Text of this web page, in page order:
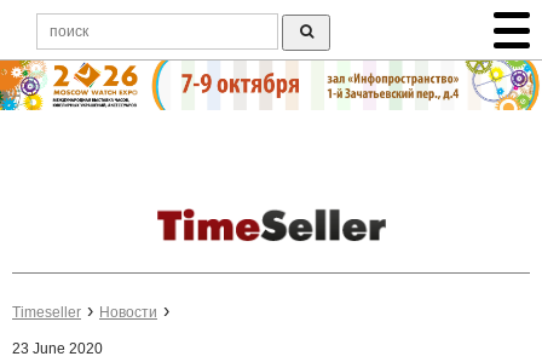
Timeseller Новости
23 June 2020